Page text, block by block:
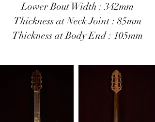
Lower Bout Width : 342mm
Thickness at Neck Joint : 85mm
Thickness at Body End : 105mm